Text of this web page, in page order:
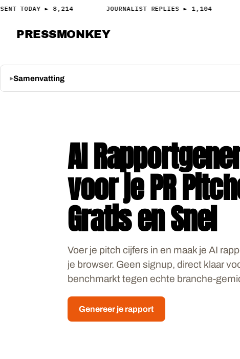
Samenvatting
AI
voor je PR
Gratis en Snel
Voer je pitch cijfers in en maak je AI
je browser. Geen signup, direct klaar
benchmarkt tegen echte branche-
Genereer je rapport
TODAY ► 8,214 JOURNALIST REPLIES ► 1,104
PRESSMONKEY